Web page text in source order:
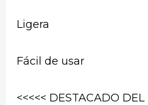
Ligera
Fácil de usar
<<<<< DESTACADO